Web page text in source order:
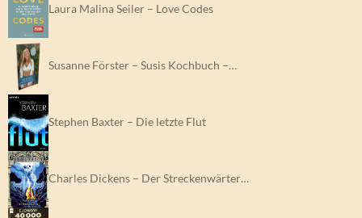
Laura Malina Seiler – Love Codes
Susanne Förster – Susis Kochbuch –…
Stephen Baxter – Die letzte Flut
Charles Dickens – Der Streckenwärter…